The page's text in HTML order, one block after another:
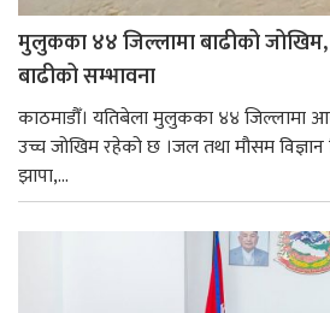
मुलुकका ४४ जिल्लामा बाढीको
बाढीको सम्भावना
काठमाडौँ। यतिबेला मुलुकका ४४ जिल्लामा
उच्च जोखिम रहेको छ ।जल तथा मौसम
झापा,...